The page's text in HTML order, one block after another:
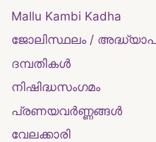
Mallu Kambi Kadha
ജോലിസ്ഥലം /
ദമ്പതികള്‍
നിഷിദ്ധസംഗമം
പ്രണയവർണ്ണങ്ങൾ
വേലക്കാരി